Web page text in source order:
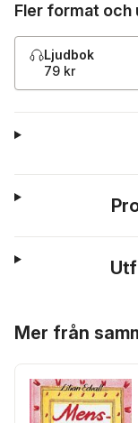
Fler format och
Ljudbok
79 kr
Mer från